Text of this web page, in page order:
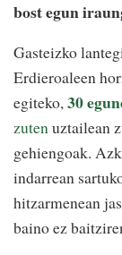
bost egun
Gasteizko
Erdieroaleen
egiteko,30
zutenuztailean
gehiengoak.
indarrean
hitzarmenean
baino ez